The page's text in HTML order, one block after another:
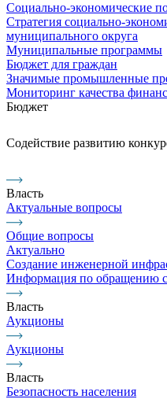
Социально-экономические
Стратегия социально-
муниципального округа
Муниципальные программы
Бюджет для граждан
Значимые промышленные
Мониторинг качества
Бюджет
Содействие развитию
Власть
Актуальные вопросы
Общие вопросы
Актуально
Создание инженерной
Информация по обращению
Власть
Аукционы
Аукционы
Власть
Безопасность населения